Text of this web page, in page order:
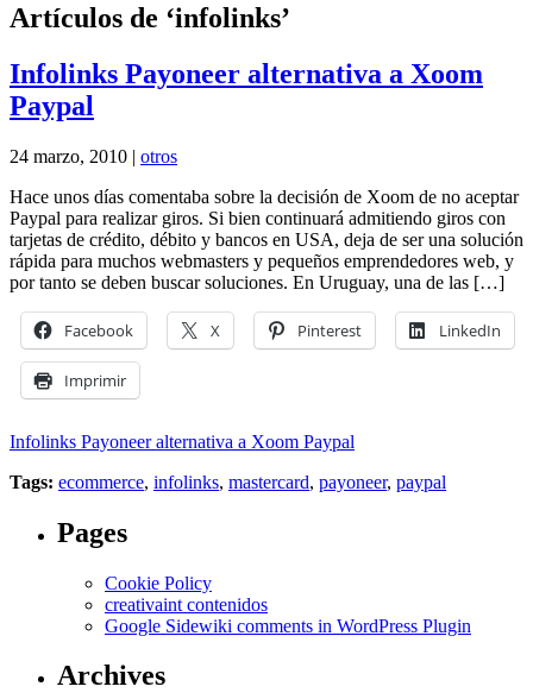
Artículos de ‘infolinks’
Infolinks Payoneer alternativa a Xoom
Paypal
24 marzo, 2010 | otros
Hace unos días comentaba sobre la decisión de Xoom de no aceptar
Paypal para realizar giros. Si bien continuará admitiendo giros con
tarjetas de crédito, débito y bancos en USA, deja de ser una solución
rápida para muchos webmasters y pequeños emprendedores web, y
por tanto se deben buscar soluciones. En Uruguay, una de las […]
Facebook X Pinterest LinkedIn
Imprimir
Infolinks Payoneer alternativa a Xoom Paypal
Tags: ecommerce, infolinks, mastercard, payoneer, paypal
Pages
Cookie Policy
creativaint contenidos
Google Sidewiki comments in WordPress Plugin
Archives